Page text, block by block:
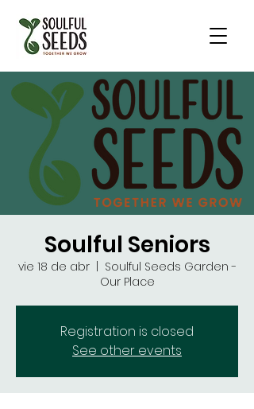
Soulful Seniors
vie 18 de abr
  |
Soulful Seeds Garden -
Our Place
Registration is closed
See other events